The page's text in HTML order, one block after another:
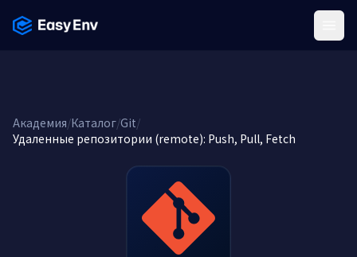
Академия/Каталог/Git/
Удаленные репозитории (remote): Push, Pull, Fetch